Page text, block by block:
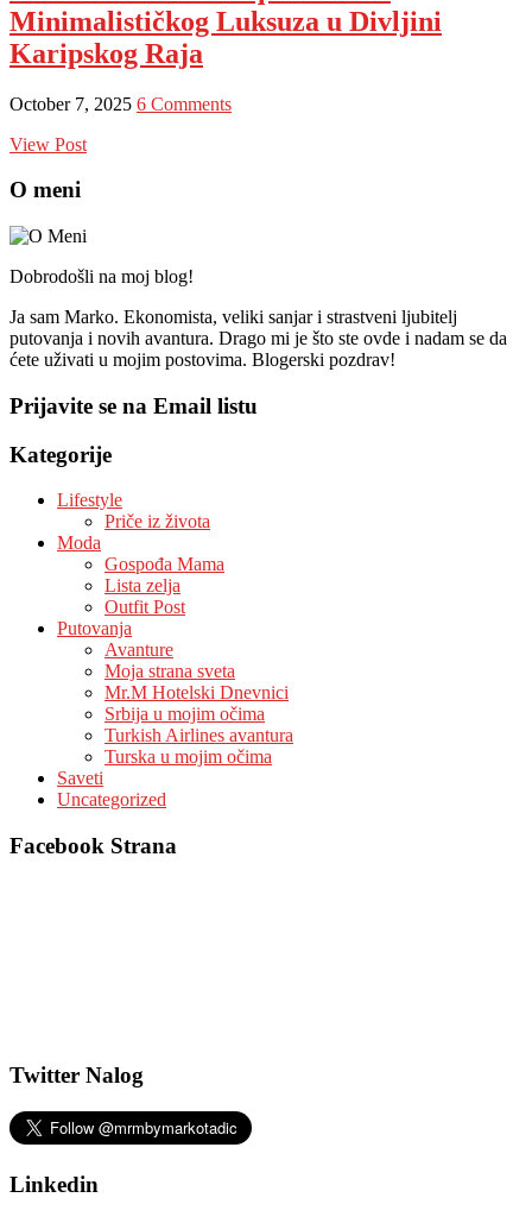
Minimalističkog Luksuza u Divljini
Karipskog Raja
October 7, 2025 6 Comments
View Post
O meni
Dobrodošli na moj blog!
Ja sam Marko. Ekonomista, veliki sanjar i strastveni ljubitelj
putovanja i novih avantura. Drago mi je što ste ovde i nadam se da
ćete uživati u mojim postovima. Blogerski pozdrav!
Prijavite se na Email listu
Kategorije
Lifestyle
Priče iz života
Moda
Gospođa Mama
Lista zelja
Outfit Post
Putovanja
Avanture
Moja strana sveta
Mr.M Hotelski Dnevnici
Srbija u mojim očima
Turkish Airlines avantura
Turska u mojim očima
Saveti
Uncategorized
Facebook Strana
Twitter Nalog
Linkedin